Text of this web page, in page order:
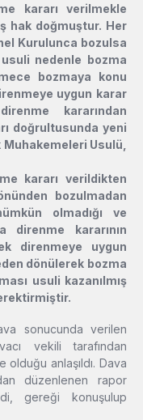
kararı verilmekle
hak doğmuştur. Her
Kurulunca bozulsa
nedenle bozma
bozmaya konu
uygun karar
kararından
doğrultusunda yeni
Muhakemeleri Usulü,
kararı verildikten
bozulmadan
olmadığı ve
direnme kararının
direnmeye uygun
dönülerek bozma
usuli kazanılmış
sonucunda verilen
vekili tarafından
anlaşıldı. Dava
düzenlenen rapor
gereği konuşulup